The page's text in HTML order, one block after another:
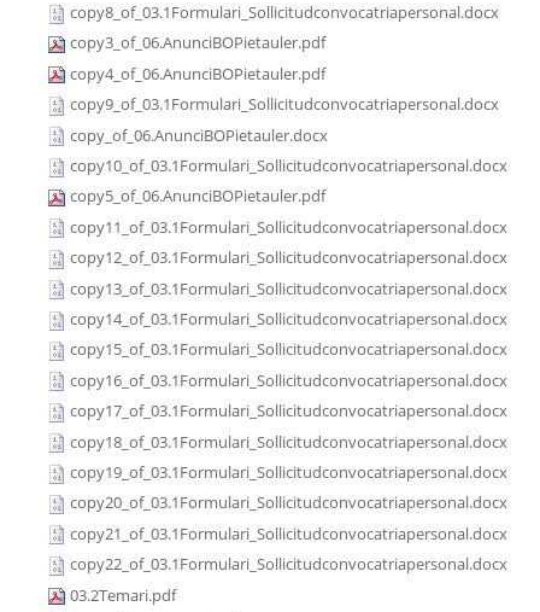
copy8_of_03.1Formulari_Sollicitudconvocatriapersonal.docx
copy3_of_06.AnunciBOPietauler.pdf
copy4_of_06.AnunciBOPietauler.pdf
copy9_of_03.1Formulari_Sollicitudconvocatriapersonal.docx
copy_of_06.AnunciBOPietauler.docx
copy10_of_03.1Formulari_Sollicitudconvocatriapersonal.docx
copy5_of_06.AnunciBOPietauler.pdf
copy11_of_03.1Formulari_Sollicitudconvocatriapersonal.docx
copy12_of_03.1Formulari_Sollicitudconvocatriapersonal.docx
copy13_of_03.1Formulari_Sollicitudconvocatriapersonal.docx
copy14_of_03.1Formulari_Sollicitudconvocatriapersonal.docx
copy15_of_03.1Formulari_Sollicitudconvocatriapersonal.docx
copy16_of_03.1Formulari_Sollicitudconvocatriapersonal.docx
copy17_of_03.1Formulari_Sollicitudconvocatriapersonal.docx
copy18_of_03.1Formulari_Sollicitudconvocatriapersonal.docx
copy19_of_03.1Formulari_Sollicitudconvocatriapersonal.docx
copy20_of_03.1Formulari_Sollicitudconvocatriapersonal.docx
copy21_of_03.1Formulari_Sollicitudconvocatriapersonal.docx
copy22_of_03.1Formulari_Sollicitudconvocatriapersonal.docx
03.2Temari.pdf